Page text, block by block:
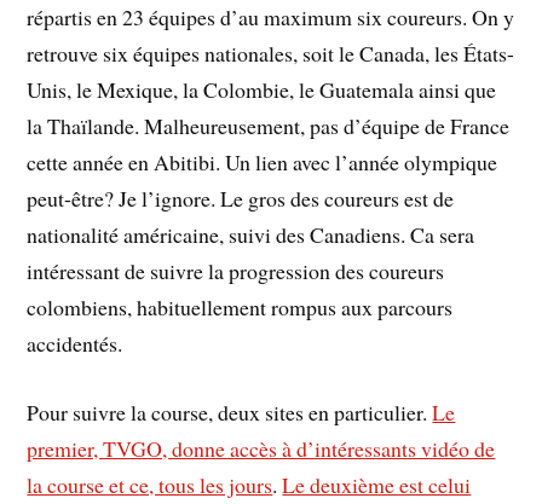
répartis en 23 équipes d’au maximum six coureurs. On y
retrouve six équipes nationales, soit le Canada, les États-
Unis, le Mexique, la Colombie, le Guatemala ainsi que
la Thaïlande. Malheureusement, pas d’équipe de France
cette année en Abitibi. Un lien avec l’année olympique
peut-être? Je l’ignore. Le gros des coureurs est de
nationalité américaine, suivi des Canadiens. Ca sera
intéressant de suivre la progression des coureurs
colombiens, habituellement rompus aux parcours
accidentés.
Pour suivre la course, deux sites en particulier.Le
premier, TVGO, donne accès à d’intéressants vidéo de
la course et ce, tous les jours.Le deuxième est celui